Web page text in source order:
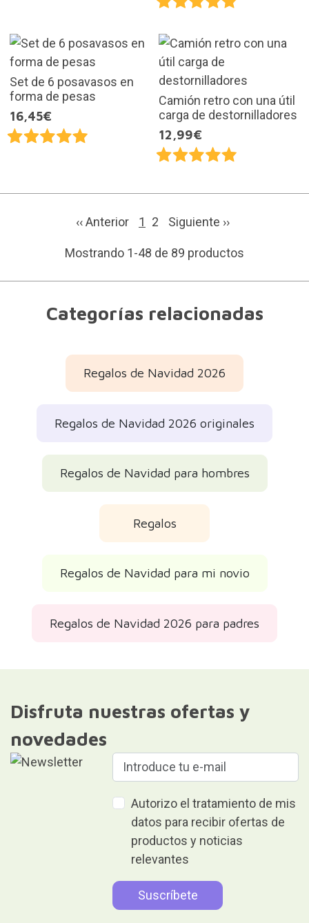
Set de 6 posavasos en
forma de pesas
16,45€
Camión retro con una útil
carga de destornilladores
12,99€
‹‹ Anterior 1 2 Siguiente ››
Mostrando 1-48 de 89 productos
Categorías relacionadas
Regalos de Navidad 2026
Regalos de Navidad 2026 originales
Regalos de Navidad para hombres
Regalos
Regalos de Navidad para mi novio
Regalos de Navidad 2026 para padres
Disfruta nuestras ofertas y
novedades
Autorizo el tratamiento de mis
datos para recibir ofertas de
productos y noticias
relevantes